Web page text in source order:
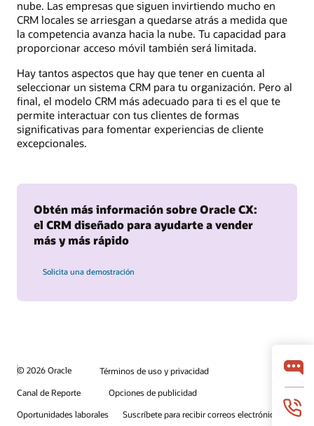
nube. Las empresas que siguen invirtiendo mucho en
CRM locales se arriesgan a quedarse atrás a medida que
la competencia avanza hacia la nube. Tu capacidad para
proporcionar acceso móvil también será limitada.
Hay tantos aspectos que hay que tener en cuenta al
seleccionar un sistema CRM para tu organización. Pero al
final, el modelo CRM más adecuado para ti es el que te
permite interactuar con tus clientes de formas
significativas para fomentar experiencias de cliente
excepcionales.
Obtén más información sobre Oracle CX:
el CRM diseñado para ayudarte a vender
más y más rápido
Solicita una demostración
© 2026 Oracle
Términos de uso y privacidad
Canal de Reporte
Opciones de publicidad
Oportunidades laborales
Suscríbete para recibir correos electrónicos